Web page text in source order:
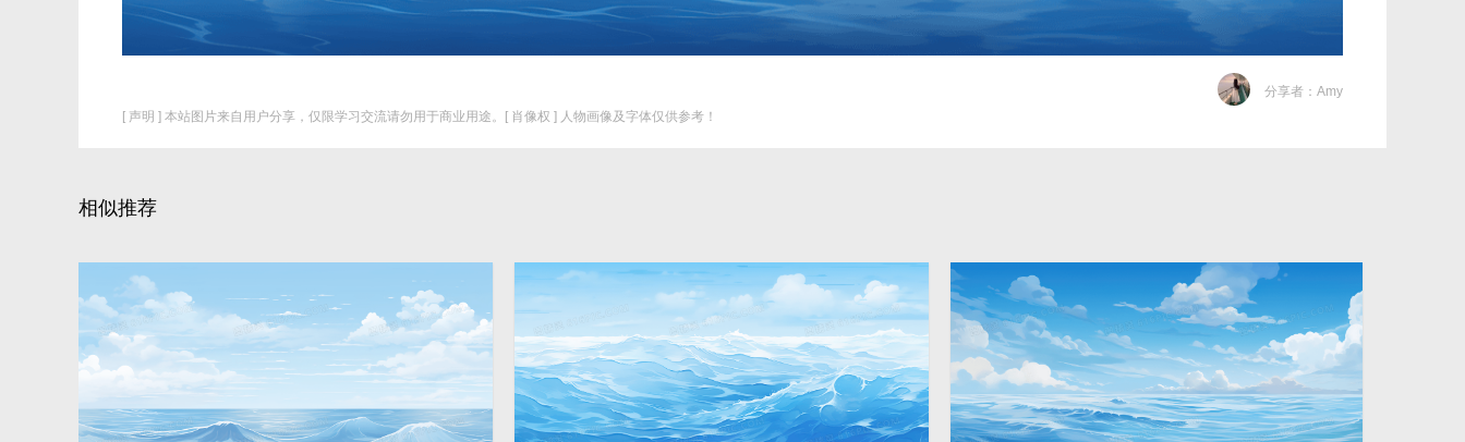
分享者：Amy
[ 声明 ] 本站图片来自用户分享，仅限学习交流请勿用于商业用途。[ 肖像权 ] 人物画像及字体仅供参考！
相似推荐